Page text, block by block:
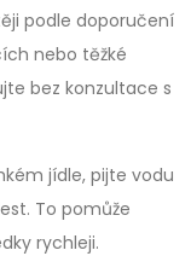
podle doporučení
nebo těžké
bez konzultace s
jídle, pijte vodu
To pomůže
rychleji.